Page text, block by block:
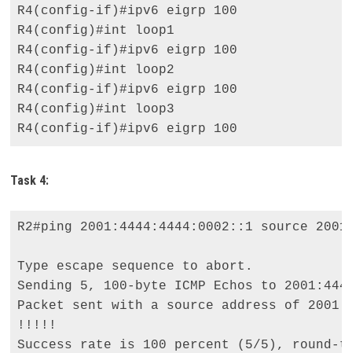
R4(config-if)#ipv6 eigrp 100
R4(config)#int loop1
R4(config-if)#ipv6 eigrp 100
R4(config)#int loop2
R4(config-if)#ipv6 eigrp 100
R4(config)#int loop3
R4(config-if)#ipv6 eigrp 100
Task 4:
R2#ping 2001:4444:4444:0002::1 source
Type escape sequence to abort.
Sending 5, 100-byte ICMP Echos to
Packet sent with a source address of
!!!!!
Success rate is 100 percent (5/5), round-